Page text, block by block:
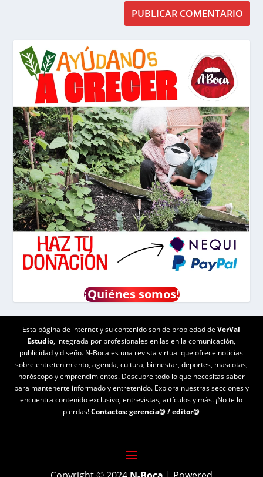
¡Quiénes somos!
Esta página de internet y su contenido son de propiedad deVerVal
Estudio, integrada por profesionales en las en la comunicación,
publicidad y diseño. N-Boca es una revista virtual que ofrece noticias
sobre entretenimiento, agenda, cultura, bienestar, deportes, mascotas,
horóscopo y emprendimientos. Descubre todo lo que necesitas saber
para mantenerte informado y entretenido. Explora nuestras secciones y
encuentra contenido exclusivo, entrevistas, artículos y más. ¡No te lo
pierdas!Contactos: gerencia@/editor@